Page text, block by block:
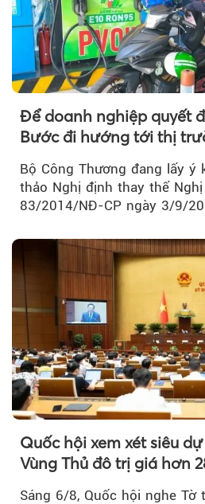
Để doanh nghiệp quyết
Bước đi hướng tới thị
Bộ Công Thương đang lấy ý
thảo Nghị định thay thế
83/2014/NĐ-CP ngày 3/9/
Quốc hội xem xét siêu
Vùng Thủ đô trị giá hơn
Sáng 6/8, Quốc hội nghe Tờ